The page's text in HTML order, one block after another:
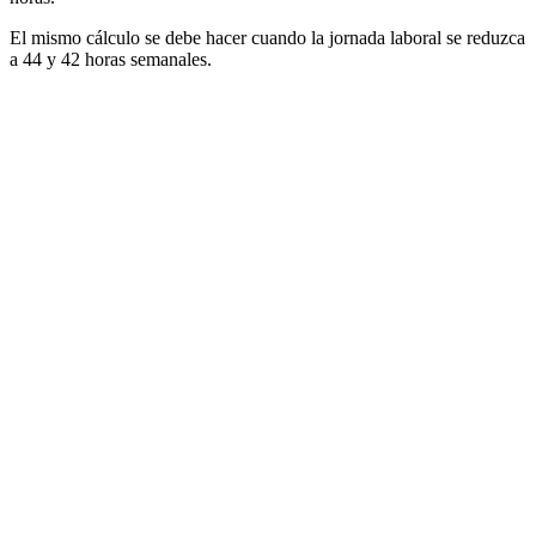
El mismo cálculo se debe hacer cuando la jornada laboral se reduzca
a 44 y 42 horas semanales.